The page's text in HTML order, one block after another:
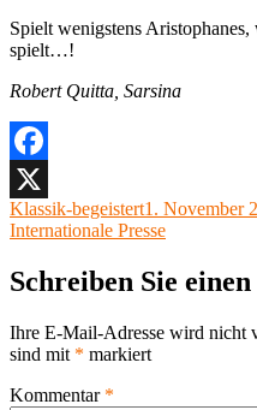
Spielt wenigstens
spielt…!
Robert Quitta, Sarsina
Facebook
X
Autor
Klassik-begeistertVeröffentlicht
am
1. November
Internationale Presse
Schreiben Sie
Ihre E-Mail-Adresse wird nicht
sind mit * markiert
Kommentar *